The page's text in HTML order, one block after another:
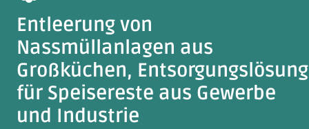
Entleerung von
Nassmüllanlagen aus
Großküchen, Entsorgungslösung
für Speisereste aus Gewerbe
und Industrie